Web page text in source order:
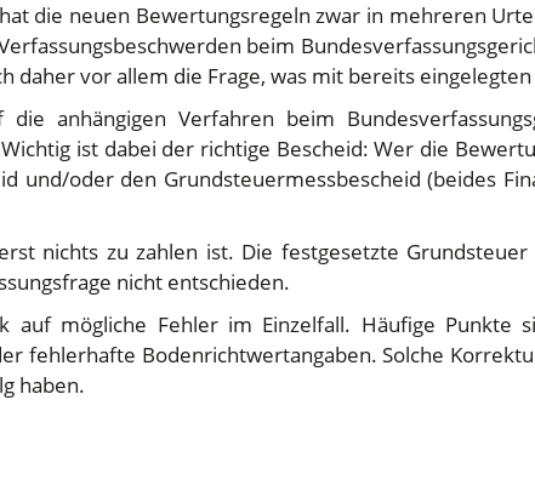
die neuen Bewertungsregeln zwar in mehreren
beim
daher vor allem die Frage, was mit bereits
anhängigen Verfahren beim
ist dabei der richtige Bescheid: Wer die
und/oder den Grundsteuermessbescheid (beides
nichts zu zahlen ist. Die festgesetzte
nicht entschieden.
auf mögliche Fehler im Einzelfall. Häufige Punkte
fehlerhafte Bodenrichtwertangaben. Solche
haben.